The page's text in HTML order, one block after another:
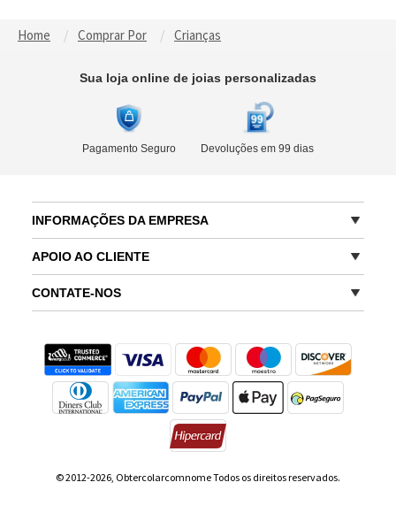
Home Comprar Por Crianças
Sua loja online de joias personalizadas
Pagamento Seguro Devoluções em 99 dias
INFORMAÇÕES DA EMPRESA
APOIO AO CLIENTE
CONTATE-NOS
© 2012-2026, Obtercolarcomnome Todos os direitos reservados.